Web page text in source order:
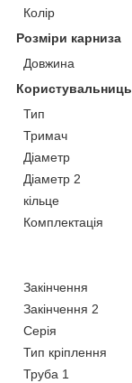
Колір
Розміри карниза
Довжина
Тип
Тримач
Діаметр
Діаметр 2
кільце
Комплектація
Закінчення
Закінчення 2
Серія
Тип кріплення
Труба 1